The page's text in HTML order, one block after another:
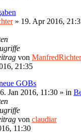
» 19. Apr 2016,
von ManfredRichter
21:35
GOBs
Jan 2016, 11:30 » in
von claudiar
11:30